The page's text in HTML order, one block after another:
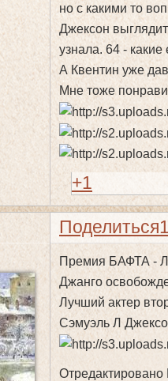
но с какими то
Джексон
узнала. 64 - какие
А Квентин уже
Мне тоже
+1
Поделиться
Премия БАФТА -
Джанго
Лучший актер
Сэмуэль Л
Отредактировано